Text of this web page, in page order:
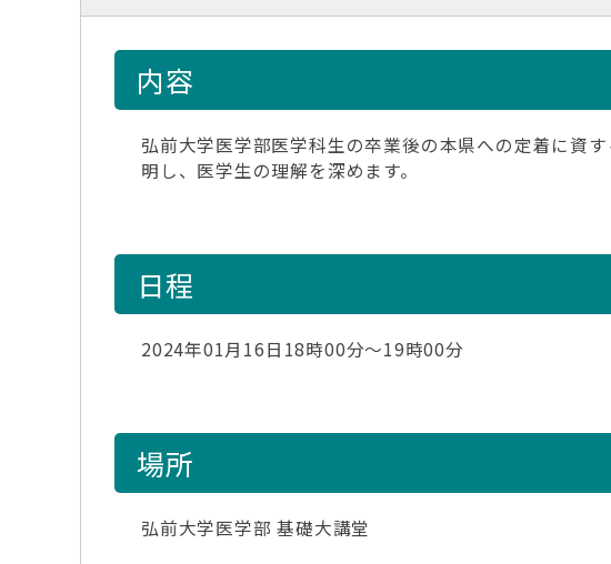
内容
弘前大学医学部医学科生の卒業後の本県への定着に資
明し、医学生の理解を深めます。
日程
2024年01月16日18時00分～19時00分
場所
弘前大学医学部 基礎大講堂